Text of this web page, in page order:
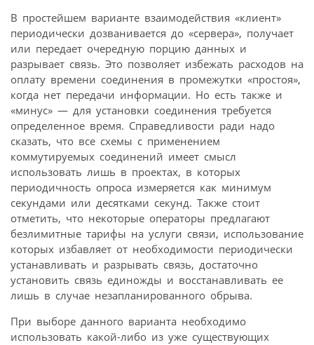
В простейшем варианте взаимодействия «клиент»
периодически дозванивается до «сервера», получает
или передает очередную порцию данных и
разрывает связь. Это позволяет избежать расходов на
оплату времени соединения в промежутки «простоя»,
когда нет передачи информации. Но есть также и
«минус» — для установки соединения требуется
определенное время. Справедливости ради надо
сказать, что все схемы с применением
коммутируемых соединений имеет смысл
использовать лишь в проектах, в которых
периодичность опроса измеряется как минимум
секундами или десятками секунд. Также стоит
отметить, что некоторые операторы предлагают
безлимитные тарифы на услуги связи, использование
которых избавляет от необходимости периодически
устанавливать и разрывать связь, достаточно
установить связь единожды и восстанавливать ее
лишь в случае незапланированного обрыва.
При выборе данного варианта необходимо
использовать какой-либо из уже существующих